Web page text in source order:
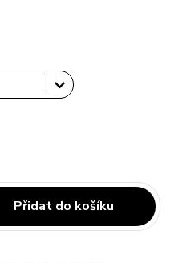
Přidat do košíku